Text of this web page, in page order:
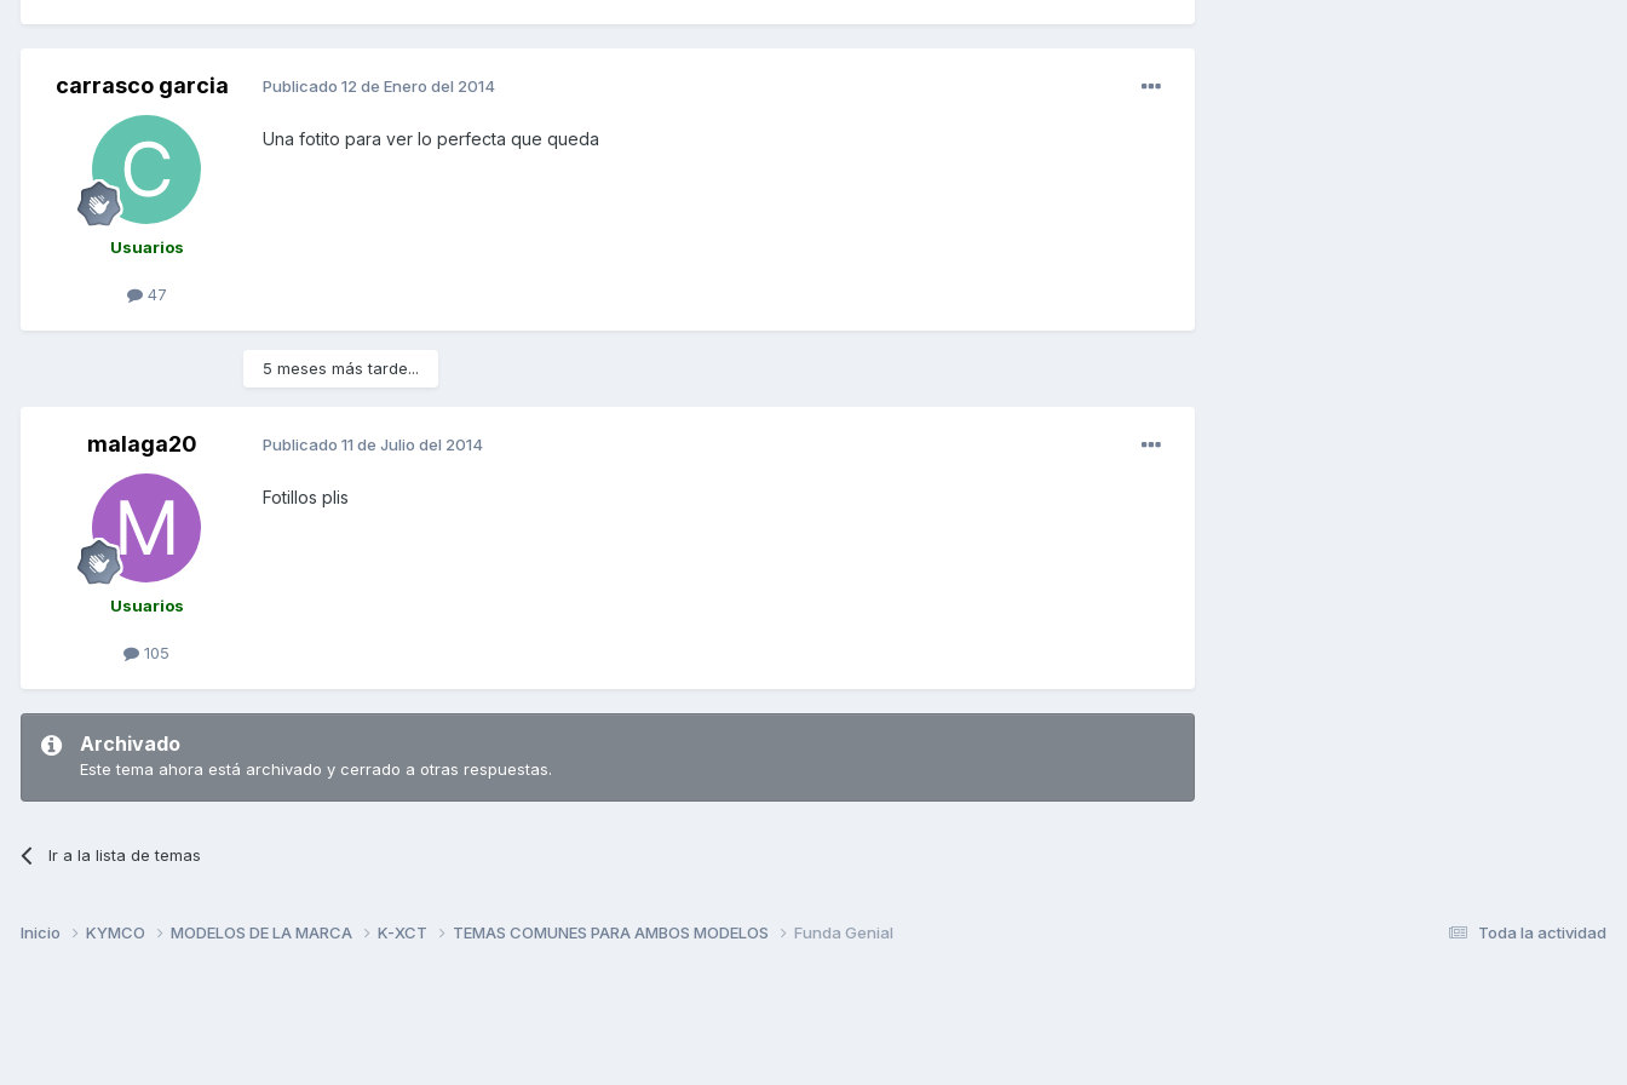
carrasco garcia
Usuarios
47
Publicado 12 de Enero del 2014
Una fotito para ver lo perfecta que queda
5 meses más tarde...
malaga20
Usuarios
105
Publicado 11 de Julio del 2014
Fotillos plis
Archivado
Este tema ahora está archivado y cerrado a otras respuestas.
Ir a la lista de temas
Toda la actividad
Inicio KYMCO MODELOS DE LA MARCA K-XCT TEMAS COMUNES PARA AMBOS MODELOS Funda Genial